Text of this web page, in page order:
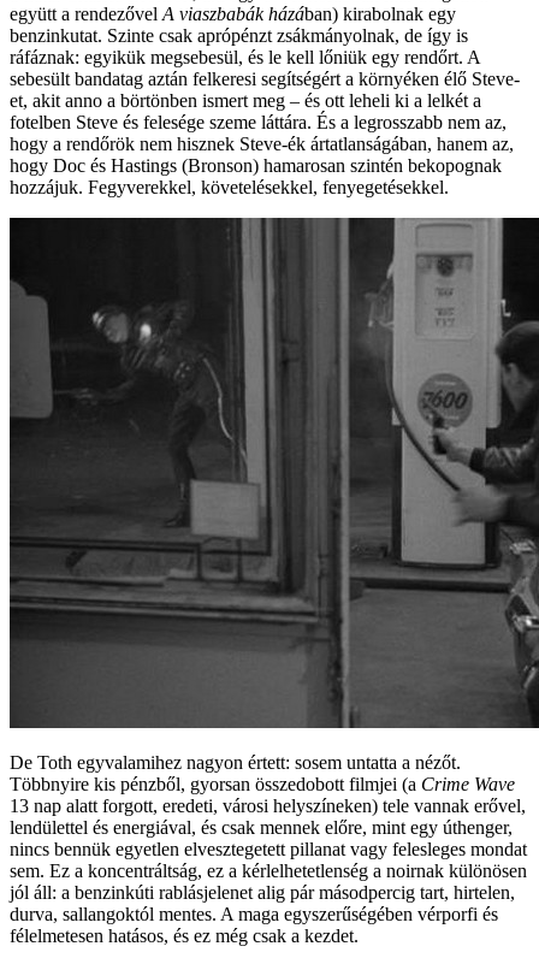
együtt a rendezővel A viaszbabák házában) kirabolnak egy
benzinkutat. Szinte csak aprópénzt zsákmányolnak, de így is
ráfáznak: egyikük megsebesül, és le kell lőniük egy rendőrt. A
sebesült bandatag aztán felkeresi segítségért a környéken élő Steve-
et, akit anno a börtönben ismert meg – és ott leheli ki a lelkét a
fotelben Steve és felesége szeme láttára. És a legrosszabb nem az,
hogy a rendőrök nem hisznek Steve-ék ártatlanságában, hanem az,
hogy Doc és Hastings (Bronson) hamarosan szintén bekopognak
hozzájuk. Fegyverekkel, követelésekkel, fenyegetésekkel.
De Toth egyvalamihez nagyon értett: sosem untatta a nézőt.
Többnyire kis pénzből, gyorsan összedobott filmjei (a Crime Wave
13 nap alatt forgott, eredeti, városi helyszíneken) tele vannak erővel,
lendülettel és energiával, és csak mennek előre, mint egy úthenger,
nincs bennük egyetlen elvesztegetett pillanat vagy felesleges mondat
sem. Ez a koncentráltság, ez a kérlelhetetlenség a noirnak különösen
jól áll: a benzinkúti rablásjelenet alig pár másodpercig tart, hirtelen,
durva, sallangoktól mentes. A maga egyszerűségében vérporfi és
félelmetesen hatásos, és ez még csak a kezdet.